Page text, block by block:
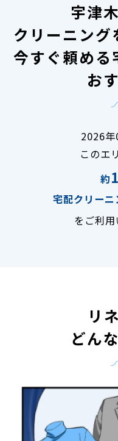
宇津
クリーニング
今すぐ頼める
お
2026年
このエ
約
宅配クリーニ
をご利
リ
どん